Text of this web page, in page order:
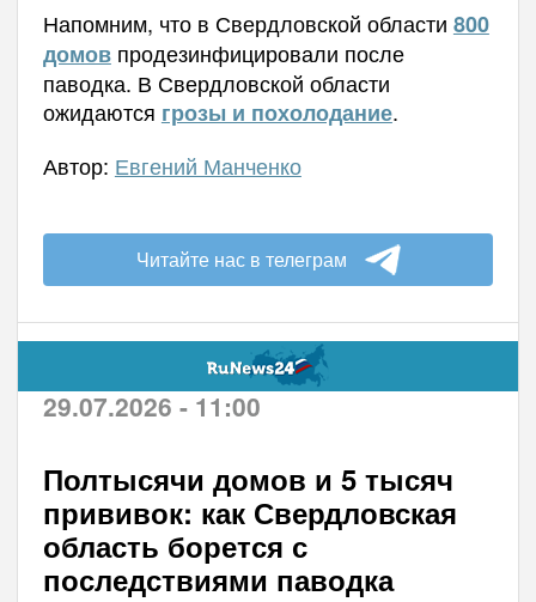
Напомним, что в Свердловской области 800
домовпродезинфицировали после
паводка. В Свердловской области
ожидаются грозы и похолодание.
Автор: Евгений Манченко
Читайте нас в телеграм
29.07.2026 - 11:00
Полтысячи домов и 5 тысяч
прививок: как Свердловская
область борется с
последствиями паводка